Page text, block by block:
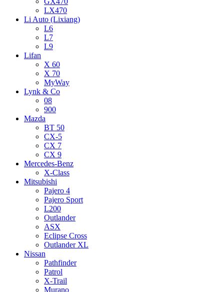
LX470
Li Auto (Lixiang)
L6
L7
L9
Lifan
X 60
X 70
MyWay
Lynk & Co
08
900
Mazda
BT 50
CX-5
CX 7
CX 9
Mercedes-Benz
X-Class
Mitsubishi
Pajero 4
Pajero Sport
L200
Outlander
ASX
Eclipse Cross
Outlander XL
Nissan
Pathfinder
Patrol
X-Trail
Murano